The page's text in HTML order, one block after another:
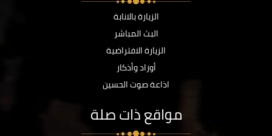
الزيارة بالانابة
البث المباشر
الزيارة الافتراضية
أوراد وأذكار
اذاعة صوت الحسين
مواقع ذات صلة